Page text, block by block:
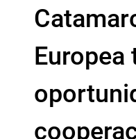
Europea